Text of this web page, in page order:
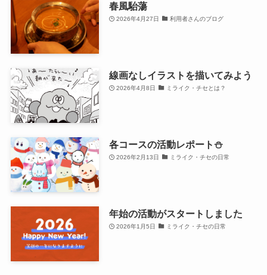
春風駘蕩
2026年4月27日 利用者さんのブログ
線画なしイラストを描いてみよう
2026年4月8日 ミライク・チセとは？
各コースの活動レポート⛄
2026年2月13日 ミライク・チセの日常
年始の活動がスタートしました
2026年1月5日 ミライク・チセの日常